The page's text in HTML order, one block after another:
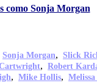
como Sonja Morgan
Sonja Morgan, Slick
, Robert
, Mike Hollis,